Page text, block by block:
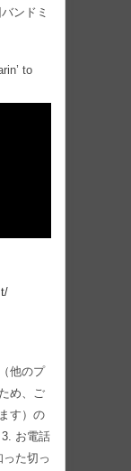
ンドミ
to
（他のプ
め、ご
す）の
お電話
た切っ